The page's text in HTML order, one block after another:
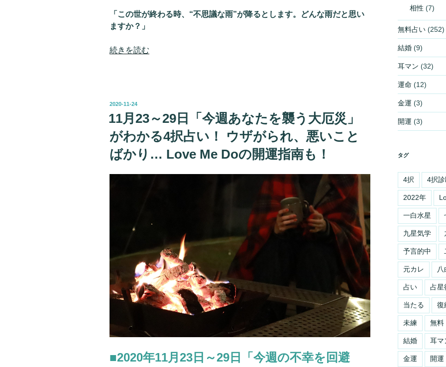
ち
ぼ
け、
Love
Me
Do
助
「この世が終わる時、“不思議な雨”が降るとします。どんな雨だと思い
ますか？」
“ア
の
相
手
と
る
4
択
い！
実
も
続きを読む
投
2020-11-24
11月23～29日「今週あなたを襲う大厄災」
がわかる4択占い！ ウザがられ、悪いこと
ばかり… Love Me Doの開運指南も！
■2020年11月23日～29日「今週の不幸を回避
相性 (7)
無料占い(252)
結婚(9)
耳マン (32)
運命 (12)
金運 (3)
開運 (3)
タグ
4択 4択
2022年
一白水星
九星気学
予言的中
元カレ 八
占い 占星
当たる 復
未練 無料
結婚 耳マ
金運 開運